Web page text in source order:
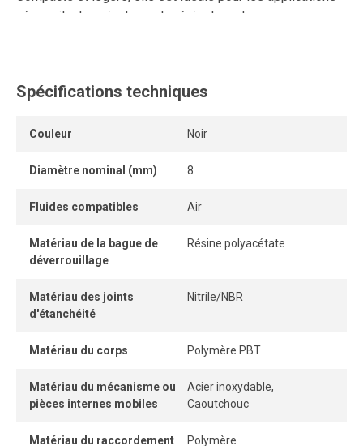
nécessitant un ajustement précis dans des espaces
pression résiduelle, assurant un fonctionnement
Le raccord autobloquant monobloc en polymère intégré
temps d’installation par rapport aux raccords à
connexions et déconnexions répétées, et maintient un
ancrage solide ainsi qu’une étanchéité durable.
Son design compact permet une installation rapprochée,
même dans les zones confinées.
L’absence de partie interne pénétrant dans le tube assure
dégagement permet une connexion et une déconnexion
instantanées, sans outil.
Spécifications techniques
Couleur Noir
Diamètre nominal (mm) 8
Fluides compatibles Air
Matériau de la bague de
déverrouillage
Résine polyacétate
Matériau des joints
d'étanchéité
Nitrile/NBR
Matériau du corps Polymère PBT
Matériau du mécanisme ou
pièces internes mobiles
Acier inoxydable,
Caoutchouc
Matériau du raccordement
Polymère